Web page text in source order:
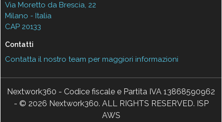
Via Moretto da Brescia, 22
Milano - Italia
CAP 20133
Contatti
Contatta il nostro team per maggiori informazioni
Nextwork360 - Codice fiscale e Partita IVA 13868590962
- © 2026 Nextwork360. ALL RIGHTS RESERVED. ISP
AWS